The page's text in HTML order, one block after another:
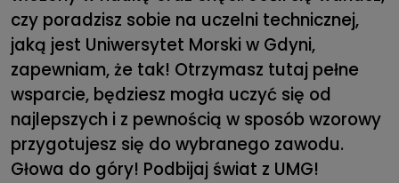
czy poradzisz sobie na uczelni technicznej,
jaką jest Uniwersytet Morski w Gdyni,
zapewniam, że tak! Otrzymasz tutaj pełne
wsparcie, będziesz mogła uczyć się od
najlepszych i z pewnością w sposób wzorowy
przygotujesz się do wybranego zawodu.
Głowa do góry! Podbijaj świat z UMG!